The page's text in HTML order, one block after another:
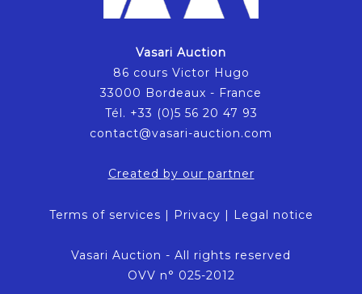
Vasari Auction
86 cours Victor Hugo
33000 Bordeaux - France
Tél. +33 (0)5 56 20 47 93
contact@vasari-auction.com
Created by our partner
Terms of services | Privacy | Legal notice
Vasari Auction - All rights reserved
OVV n° 025-2012